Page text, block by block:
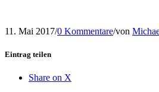
11. Mai 2017/0 Kommentare/von
Eintrag teilen
Share on X